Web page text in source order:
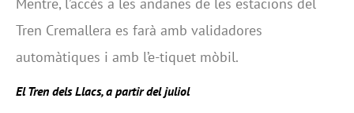
Tren Cremallera es farà amb validadores
automàtiques i amb l’e-tiquet mòbil.
El Tren dels Llacs, a partir del juliol